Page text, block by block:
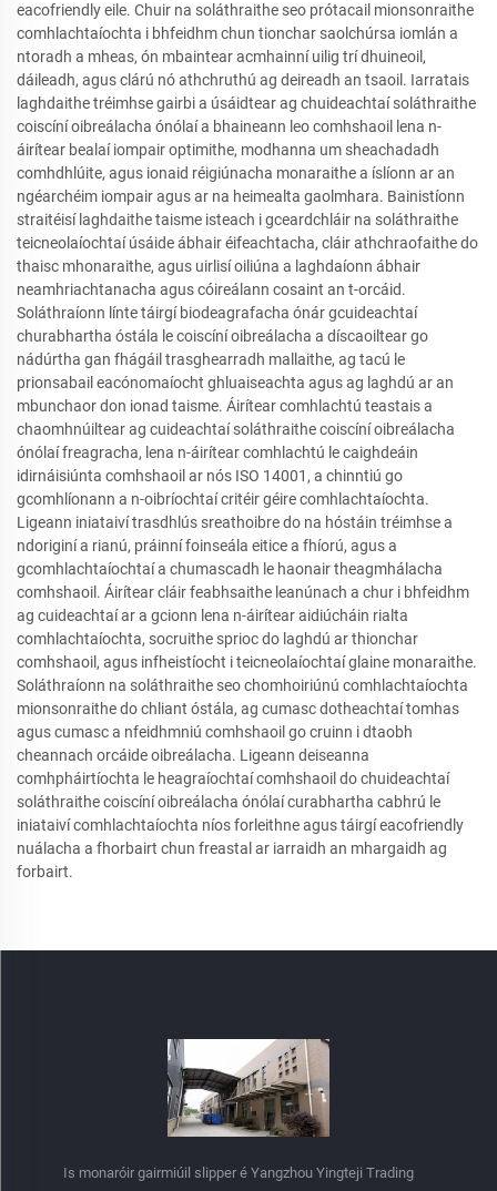
eacofriendly eile. Chuir na soláthraithe seo prótacail mionsonraithe
comhlachtaíochta i bhfeidhm chun tionchar saolchúrsa iomlán a
ntoradh a mheas, ón mbaintear acmhainní uilig trí dhuineoil,
dáileadh, agus clárú nó athchruthú ag deireadh an tsaoil. Iarratais
laghdaithe tréimhse gairbi a úsáidtear ag chuideachtaí soláthraithe
coiscíní oibreálacha ónólaí a bhaineann leo comhshaoil lena n-
áirítear bealaí iompair optimithe, modhanna um sheachadadh
comhdhlúite, agus ionaid réigiúnacha monaraithe a íslíonn ar an
ngéarchéim iompair agus ar na heimealta gaolmhara. Bainistíonn
straitéisí laghdaithe taisme isteach i gceardchláir na soláthraithe
teicneolaíochtaí úsáide ábhair éifeachtacha, cláir athchraofaithe do
thaisc mhonaraithe, agus uirlisí oiliúna a laghdaíonn ábhair
neamhriachtanacha agus cóireálann cosaint an t-orcáid.
Soláthraíonn línte táirgí biodeagrafacha ónár gcuideachtaí
churabhartha óstála le coiscíní oibreálacha a díscaoiltear go
nádúrtha gan fhágáil trasghearradh mallaithe, ag tacú le
prionsabail eacónomaíocht ghluaiseachta agus ag laghdú ar an
mbunchaor don ionad taisme. Áirítear comhlachtú teastais a
chaomhnúiltear ag cuideachtaí soláthraithe coiscíní oibreálacha
ónólaí freagracha, lena n-áirítear comhlachtú le caighdeáin
idirnáisiúnta comhshaoil ar nós ISO 14001, a chinntiú go
gcomhlíonann a n-oibríochtaí critéir géire comhlachtaíochta.
Ligeann iniataiví trasdhlús sreathoibre do na hóstáin tréimhse a
ndoriginí a rianú, práinní foinseála eitice a fhíorú, agus a
gcomhlachtaíochtaí a chumascadh le haonair theagmhálacha
comhshaoil. Áirítear cláir feabhsaithe leanúnach a chur i bhfeidhm
ag cuideachtaí ar a gcionn lena n-áirítear aidiúcháin rialta
comhlachtaíochta, socruithe sprioc do laghdú ar thionchar
comhshaoil, agus infheistíocht i teicneolaíochtaí glaine monaraithe.
Soláthraíonn na soláthraithe seo chomhoiriúnú comhlachtaíochta
mionsonraithe do chliant óstála, ag cumasc dotheachtaí tomhas
agus cumasc a nfeidhmniú comhshaoil go cruinn i dtaobh
cheannach orcáide oibreálacha. Ligeann deiseanna
comhpháirtíochta le heagraíochtaí comhshaoil do chuideachtaí
soláthraithe coiscíní oibreálacha ónólaí curabhartha cabhrú le
iniataiví comhlachtaíochta níos forleithne agus táirgí eacofriendly
nuálacha a fhorbairt chun freastal ar iarraidh an mhargaidh ag
forbairt.
Is monaróir gairmiúil slipper é Yangzhou Yingteji Trading